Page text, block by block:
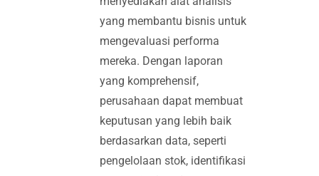
yang membantu bisnis untuk
mengevaluasi performa
mereka. Dengan laporan
yang komprehensif,
perusahaan dapat membuat
keputusan yang lebih baik
berdasarkan data, seperti
pengelolaan stok, identifikasi